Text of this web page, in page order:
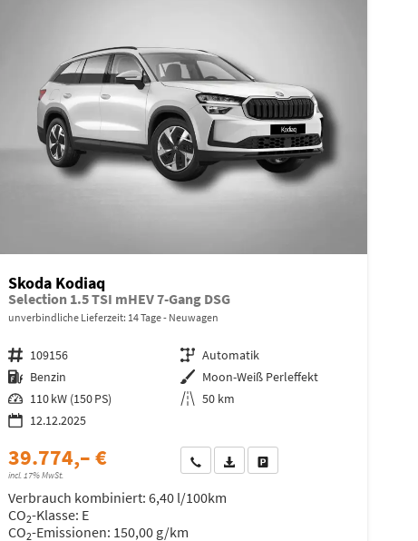
Skoda Kodiaq
Selection 1.5 TSI mHEV 7-Gang DSG
unverbindliche Lieferzeit: 14 Tage Neuwagen
Fahrzeugnr. 109156 Getriebe Automatik
Kraftstoff Benzin Außenfarbe Moon-Weiß Perleffekt
Leistung 110 kW (150 PS) Kilometerstand 50 km
12.12.2025
39.774,– €
incl. 17% MwSt.
Wir rufen Sie anFahrzeugexposé (PDF)
Fahrzeug parken
Verbrauch kombiniert: 6,40 l/100km
CO2-Klasse: E
CO2-Emissionen: 150,00 g/km